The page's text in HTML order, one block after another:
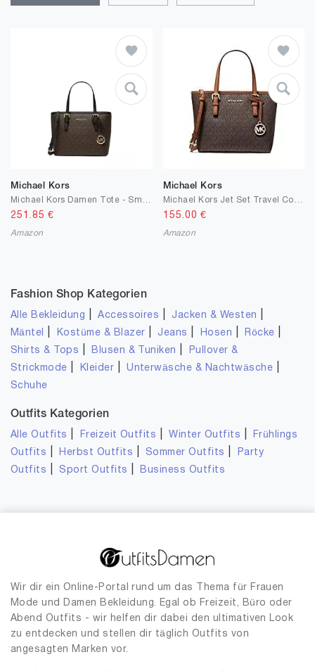
Michael Kors
251.85 €
Amazon
Michael Kors
155.00 €
Amazon
Fashion Shop Kategorien
Alle Bekleidung |Accessoires Jacken & Westen
Mäntel Kostüme & Blazer Jeans Hosen Röcke
Shirts & Tops Blusen & Tuniken
Pullover &
Strickmode
Kleider |Unterwäsche & Nachtwäsche
Schuhe
Outfits Kategorien
Alle Outfits Freizeit Outfits |Winter Outfits
Frühlings
Outfits
Herbst Outfits Sommer Outfits
Party
Outfits
Sport Outfits Business Outfits
Wir dir ein Online-Portal rund um das Thema für Frauen
Mode und Damen Bekleidung. Egal ob Freizeit, Büro oder
Abend Outfits - wir helfen dir dabei den ultimativen Look
zu entdecken und stellen dir täglich Outfits von
angesagten Marken vor.